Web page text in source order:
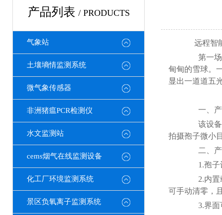
产品列表 / PRODUCTS
气象站
土壤墒情监测系统
微气象传感器
非洲猪瘟PCR检测仪
水文监测站
cems烟气在线监测设备
化工厂环境监测系统
景区负氧离子监测系统
远程智
第一场雪
甸甸的雪球。
显出一道道
一、产
该设备通
拍摄孢子微小
二、产
1.孢子设
2.内置载
可手动清零，
3.界面可